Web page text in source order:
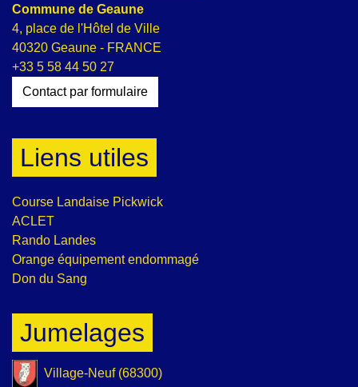
Commune de Geaune
4, place de l'Hôtel de Ville
40320 Geaune - FRANCE
+33 5 58 44 50 27
Contact par formulaire
Liens utiles
Course Landaise Pickwick
ACLET
Rando Landes
Orange équipement endommagé
Don du Sang
Jumelages
Village-Neuf (68300)